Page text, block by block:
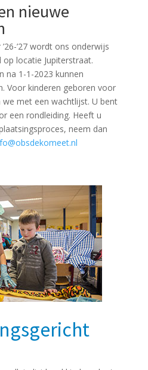
nieuwe
’27 wordt ons onderwijs
locatie Jupiterstraat.
na 1-1-2023 kunnen
Voor kinderen geboren voor
we met een wachtlijst. U bent
een rondleiding. Heeft u
neem dan